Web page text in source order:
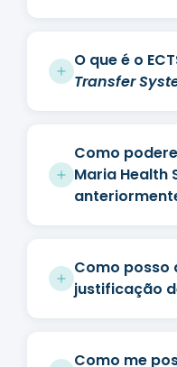
O que é o
Transfer
Como
Maria Health
Como posso
justificação
Como me